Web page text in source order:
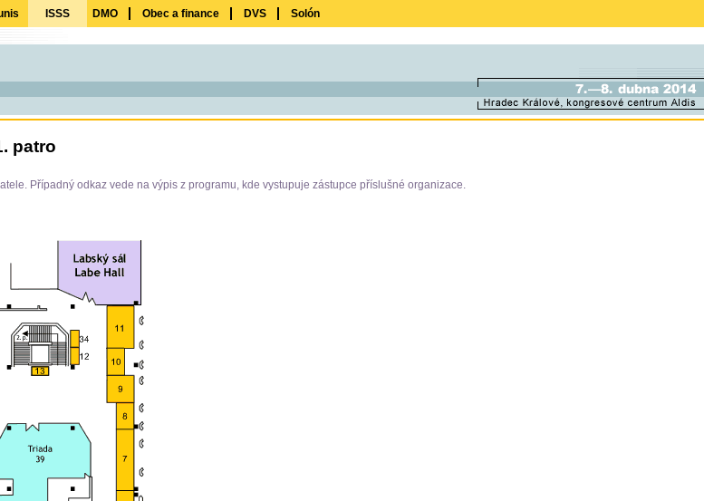
ISSS DMO Obec a finance DVS Solón
patro
Případný odkaz vede na výpis z programu, kde vystupuje zástupce příslušné organizace.